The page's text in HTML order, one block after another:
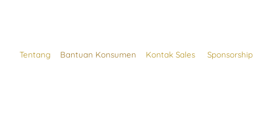
Tentang Bantuan Konsumen Kontak Sales Sponsorship